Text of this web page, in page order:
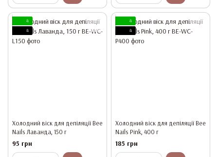
4
4
Холодний віск для депіляції Bee
Nails Лаванда, 150 г
95 грн
4
4
Холодний віск для депіляції Bee
Nails Pink, 400 г
185 грн